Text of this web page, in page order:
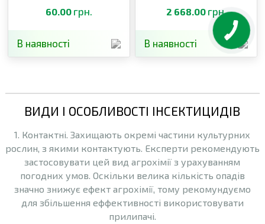
60.00 грн.
В наявності
2 668.00 грн.
В наявності
ВИДИ І ОСОБЛИВОСТІ ІНСЕКТИЦИДІВ
1. Контактні. Захищають окремі частини культурних
рослин, з якими контактують. Експерти рекомендують
застосовувати цей вид агрохімії з урахуванням
погодних умов. Оскільки велика кількість опадів
значно знижує ефект агрохімії, тому рекомундуємо
для збільшення еффективності використовувати
прилипачі.